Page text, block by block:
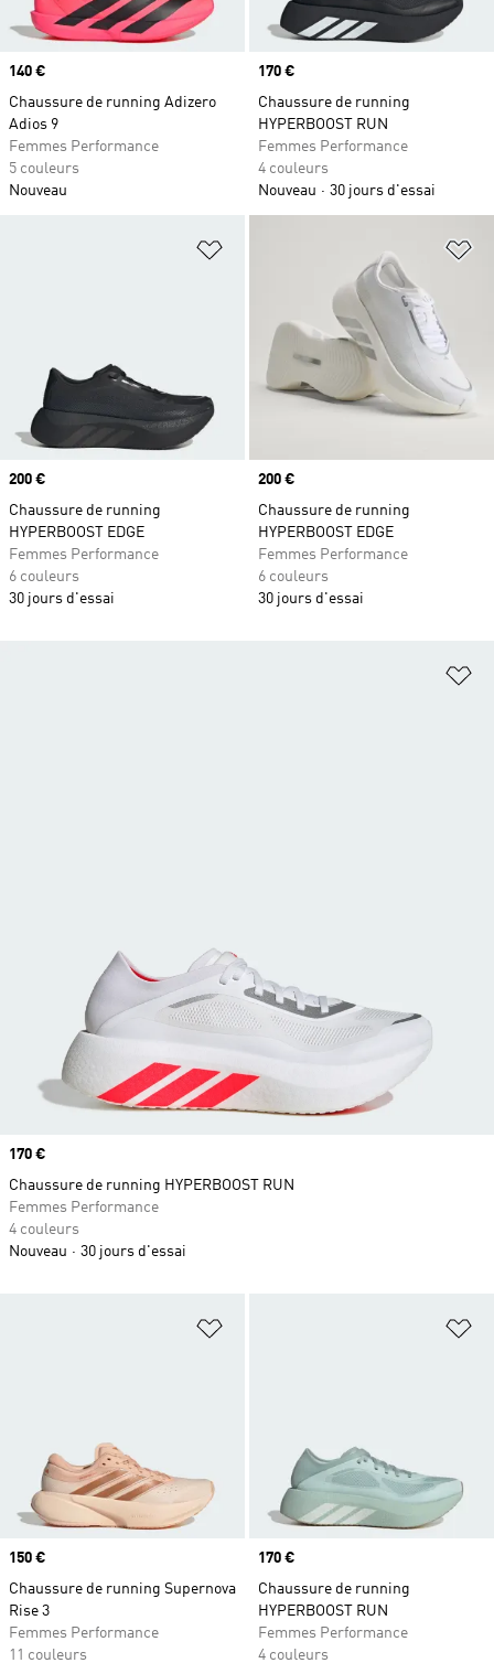
Prix
140 €
Chaussure de running Adizero
Adios 9
Femmes Performance
5 couleurs
Nouveau
Prix
170 €
Chaussure de running
HYPERBOOST RUN
Femmes Performance
4 couleurs
Nouveau
30 jours d'essai
Ajouter à la Liste de produits
Prix
200 €
Chaussure de running
HYPERBOOST EDGE
Femmes Performance
6 couleurs
30 jours d'essai
Prix
200 €
Chaussure de running
HYPERBOOST EDGE
Femmes Performance
6 couleurs
30 jours d'essai
Ajouter à la Liste de produits
Prix
150 €
Chaussure de running Supernova
Rise 3
Femmes Performance
11 couleurs
Prix
170 €
Chaussure de running
HYPERBOOST RUN
Femmes Performance
4 couleurs
Prix
170 €
Chaussure de running HYPERBOOST RUN
Femmes Performance
4 couleurs
Nouveau
30 jours d'essai